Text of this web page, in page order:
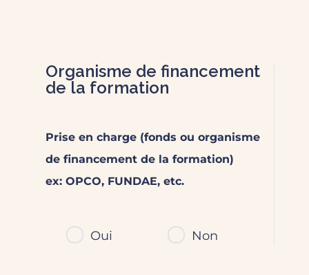
Organisme de financement
de la formation
Prise en charge (fonds ou organisme
de financement de la formation)
ex: OPCO, FUNDAE, etc.
Oui Non